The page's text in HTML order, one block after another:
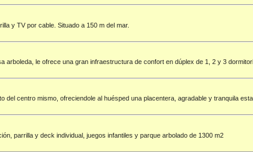
y TV por cable. Situado a 150 m del mar.
le ofrece una gran infraestructura de confort en dúplex de 1, 2 y 3
del centro mismo, ofreciendole al huésped una placentera, agradable y tranquila
parrilla y deck individual, juegos infantiles y parque arbolado de 1300 m2